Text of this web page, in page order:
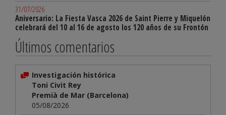
31/07/2026
Aniversario: La Fiesta Vasca 2026 de Saint Pierre y Miquelón
celebrará del 10 al 16 de agosto los 120 años de su Frontón
Últimos comentarios
Investigación histórica
Toni Civit Rey
Premià de Mar (Barcelona)
05/08/2026